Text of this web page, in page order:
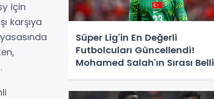
için
karşıya
Süper Lig'in En Değerli
Futbolcuları Güncellendi!
Mohamed Salah'ın Sırası Belli